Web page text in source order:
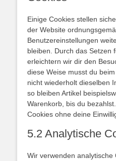
Einige Cookies stellen
der Website
Benutzereinstellungen
bleiben. Durch das Setzen
erleichtern wir dir den
diese Weise musst du
nicht wiederholt dieselben
so bleiben Artikel
Warenkorb, bis du
Cookies ohne deine
5.2 Analytische
Wir verwenden analytische